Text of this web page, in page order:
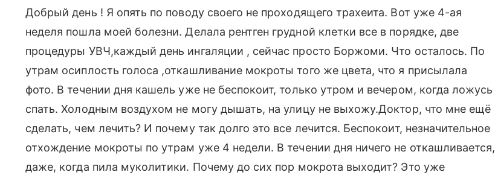
Добрый день ! Я опять по поводу своего не проходящего трахеита. Вот уже 4-ая
неделя пошла моей болезни. Делала рентген грудной клетки все в порядке, две
процедуры УВЧ,каждый день ингаляции , сейчас просто Боржоми. Что осталось. По
утрам осиплость голоса ,откашливание мокроты того же цвета, что я присылала
фото. В течении дня кашель уже не беспокоит, только утром и вечером, когда ложусь
спать. Холодным воздухом не могу дышать, на улицу не выхожу.Доктор, что мне ещё
сделать, чем лечить? И почему так долго это все лечится. Беспокоит, незначительное
отхождение мокроты по утрам уже 4 недели. В течении дня ничего не откашливается,
даже, когда пила муколитики. Почему до сих пор мокрота выходит? Это уже